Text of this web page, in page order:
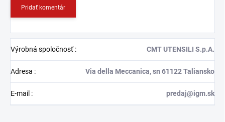
Pridať komentár
Výrobná spoločnosť: CMT UTENSILI S.p.A.
Adresa : Via della Meccanica, sn 61122 Taliansko
E-mail : predaj@igm.sk